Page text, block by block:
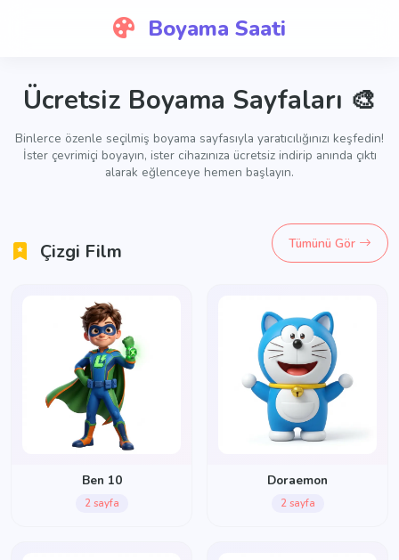
Boyama Saati
Ücretsiz Boyama Sayfaları 🎨
Binlerce özenle seçilmiş boyama sayfasıyla yaratıcılığınızı keşfedin!
İster çevrimiçi boyayın, ister cihazınıza ücretsiz indirip anında çıktı
alarak eğlenceye hemen başlayın.
Çizgi Film Tümünü Gör
Ben 10
2 sayfa
Doraemon
2 sayfa